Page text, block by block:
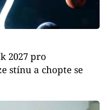
2027 pro
stínu a chopte se